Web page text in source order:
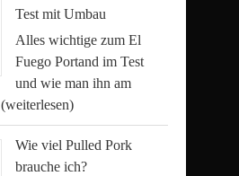
Test mit Umbau
Alles wichtige zum El
Fuego Portand im Test
und wie man ihn am
(weiterlesen)
Wie viel Pulled Pork
brauche ich?